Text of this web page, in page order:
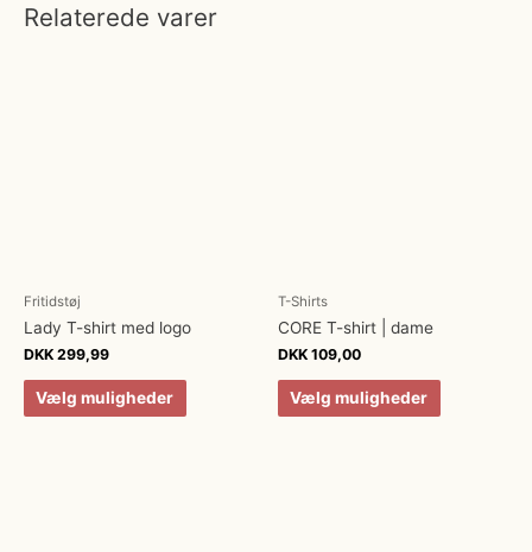
Relaterede varer
Fritidstøj
Lady T-shirt med logo
DKK 299,99
Vælg muligheder
T-Shirts
CORE T-shirt | dame
DKK 109,00
Vælg muligheder